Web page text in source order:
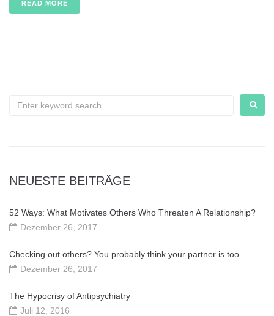
READ MORE
NEUESTE BEITRÄGE
52 Ways: What Motivates Others Who Threaten A Relationship?
Dezember 26, 2017
Checking out others? You probably think your partner is too.
Dezember 26, 2017
The Hypocrisy of Antipsychiatry
Juli 12, 2016